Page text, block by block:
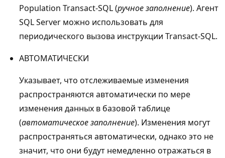
Population Transact-SQL (ручное заполнение). Агент
SQL Server можно использовать для
периодического вызова инструкции Transact-SQL.
АВТОМАТИЧЕСКИ
Указывает, что отслеживаемые изменения
распространяются автоматически по мере
изменения данных в базовой таблице
(автоматическое заполнение). Изменения могут
распространяться автоматически, однако это не
значит, что они будут немедленно отражаться в